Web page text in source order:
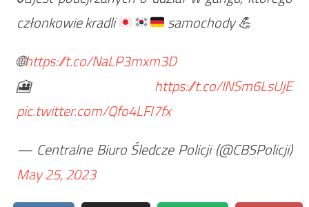
członkowie kradli
samochody💪
🌐https://t.co/NaLP3mxm3D
🎦 https://t.co/lNSm6LsUjE
pic.twitter.com/Qfo4LFI7fx
— Centralne Biuro Śledcze Policji (@CBSPolicji)
May 25, 2023